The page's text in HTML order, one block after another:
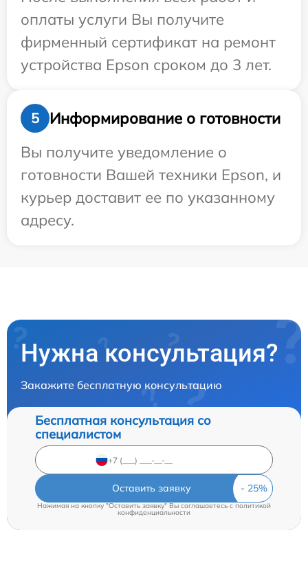
оплаты услуги Вы получите
фирменный сертификат на ремонт
устройства Epson сроком до 3 лет.
5
Информирование о готовности
Вы получите уведомление о
готовности Вашей техники Epson, и
курьер доставит ее по указанному
адресу.
Нужна консультация?
Закажите бесплатную консультацию
Бесплатная консультация со
специалистом
Оставить заявку
Нажимая на кнопку "Оставить заявку" Вы соглашаетесь c политикой
конфиденциальности